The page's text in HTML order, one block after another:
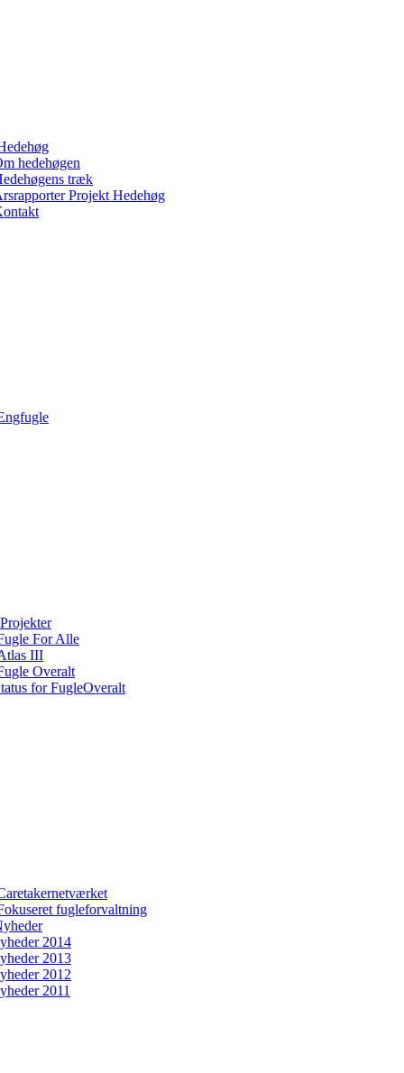
hedehøgen
træk
Projekt Hedehøg
Projekter
For Alle
III
Overalt
for FugleOveralt
fugleforvaltning
2014
2013
2012
2011